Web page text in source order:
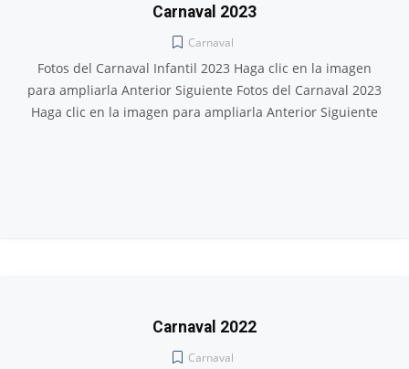
Carnaval 2023
Carnaval
Fotos del Carnaval Infantil 2023 Haga clic en la imagen
para ampliarla Anterior Siguiente Fotos del Carnaval 2023
Haga clic en la imagen para ampliarla Anterior Siguiente
Carnaval 2022
Carnaval